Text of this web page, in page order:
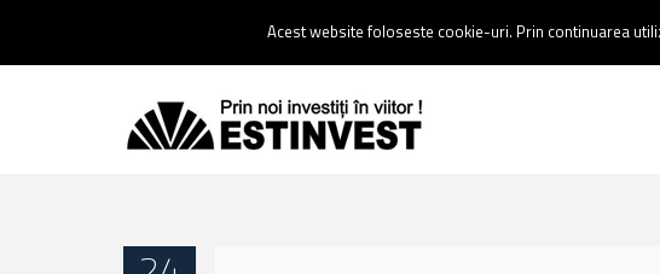
0237 238 900 |Email :contact@estinvest.ro
Acest website foloseste cookie-uri. Prin continuarea